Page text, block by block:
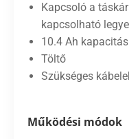
Kapcsoló a
kapcsolható
10.4 Ah
Töltő
Szükséges
Működési módok